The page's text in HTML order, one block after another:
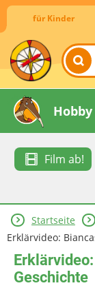
für Kinder
Film ab!
Spiel
Startseite
Erklärvideo:
Geschichte